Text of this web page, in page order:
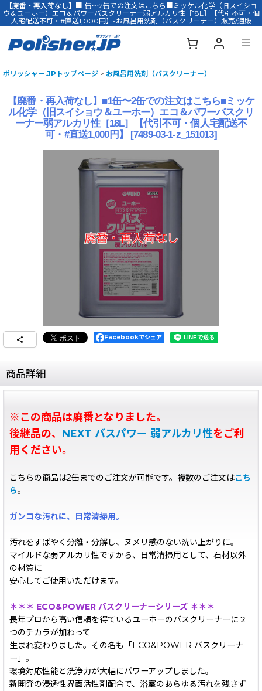
【廃番・再入荷なし】■1缶〜2缶での注文はこちら■ミッケル化学（旧スイショ
ウ＆ユーホー）エコ＆パワーバスクリーナー弱アルカリ性［18L］【代引不可・個
人宅配送不可・#直送1,000円】-お風呂用洗剤（バスクリーナー）販売/通販
ポリッシャー.JPトップページ > お風呂用洗剤（バスクリーナー）
【廃番・再入荷なし】■1缶〜2缶での注文はこちら■ミッケ
ル化学（旧スイショウ＆ユーホー）エコ＆パワーバスクリ
ーナー弱アルカリ性［18L］【代引不可・個人宅配送不
可・#直送1,000円】
[7489-03-1-z_151013]
Facebookでシェア
商品詳細
※この商品は廃番となりました。
後継品の、 NEXT バスパワー 弱アルカリ性をご利
用ください。
こちらの商品は2缶までのご注文が可能です。複数のご注文はこち
ら。
ガンコな汚れに、日常清掃用。
汚れをすばやく分離・分解し、ヌメリ感のない洗い上がりに。
マイルドな弱アルカリ性ですから、日常清掃用として、石材以外
の材質に
安心してご使用いただけます。
＊＊＊ ECO&POWER バスクリーナーシリーズ ＊＊＊
長年プロから高い信頼を得ているユーホーのバスクリーナーに２
つのチカラが加わって
生まれ変わりました。その名も「ECO&POWER バスクリーナ
ー」。
環境対応性能と洗浄力が大幅にパワーアップしました。
新開発の浸透性界面活性剤配合で、浴室のあらゆる汚れを残さず